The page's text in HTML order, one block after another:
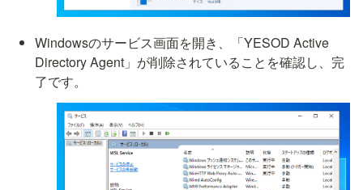
Windowsのサービス画面を開き、「YESOD Active
Directory Agent」が削除されていることを確認し、完
了です。